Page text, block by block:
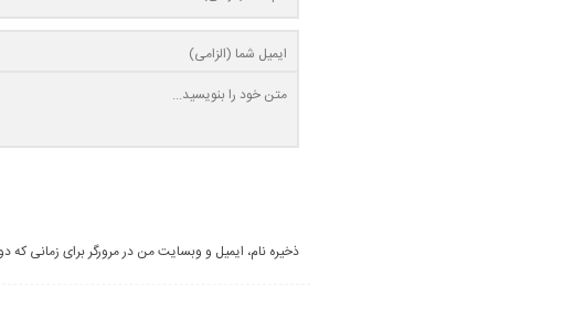
ذخیره نام، ایمیل و وبسایت من در مرورگر برای زمانی که